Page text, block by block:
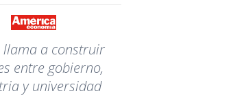
llama a construir
entre gobierno,
y universidad